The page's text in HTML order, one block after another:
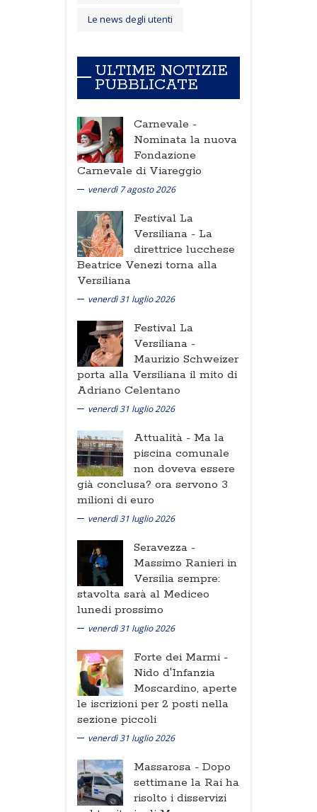
Le news degli utenti
ULTIME NOTIZIE
PUBBLICATE
Carnevale -
Nominata la nuova
Fondazione
Carnevale di Viareggio
venerdì 7 agosto 2026
Festival La
Versiliana - La
direttrice lucchese
Beatrice Venezi torna alla
Versiliana
venerdì 31 luglio 2026
Festival La
Versiliana -
Maurizio Schweizer
porta alla Versiliana il mito di
Adriano Celentano
venerdì 31 luglio 2026
Attualità - Ma la
piscina comunale
non doveva essere
già conclusa? ora servono 3
milioni di euro
venerdì 31 luglio 2026
Seravezza -
Massimo Ranieri in
Versilia sempre:
stavolta sarà al Mediceo
lunedi prossimo
venerdì 31 luglio 2026
Forte dei Marmi -
Nido d'Infanzia
Moscardino, aperte
le iscrizioni per 2 posti nella
sezione piccoli
venerdì 31 luglio 2026
Massarosa - Dopo
settimane la Rai ha
risolto i disservizi